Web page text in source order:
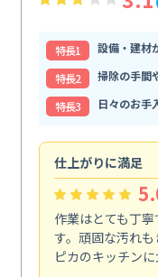
特⻑1
設備・建材
特⻑2
掃除の手間
特⻑3
日々のお手
仕上がりに満足
作業はとても丁
す。頑固な汚れ
ピカのキッチンに